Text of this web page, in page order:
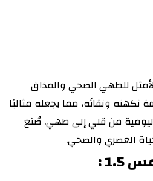
للطهي الصحي والمذاق
نكهته ونقائه، مما يجعله مثاليًا
من قلي إلى طهي. صُنع
العصري والصحي.
1.5
: